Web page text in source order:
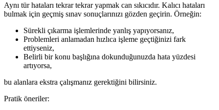
Aynı tür hataları tekrar tekrar yapmak can sıkıcıdır. Kalıcı hataları
bulmak için geçmiş sınav sonuçlarınızı gözden geçirin. Örneğin:
Sürekli çıkarma işlemlerinde yanlış yapıyorsanız,
Problemleri anlamadan hızlıca işleme geçtiğinizi fark
ettiyseniz,
Belirli bir konu başlığına dokunduğunuzda hata yüzdesi
artıyorsa,
bu alanlara ekstra çalışmanız gerektiğini bilirsiniz.
Pratik öneriler: